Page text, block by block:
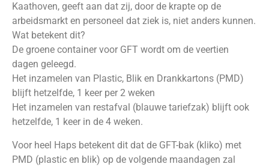
Kaathoven, geeft aan dat zij, door de krapte op de
arbeidsmarkt en personeel dat ziek is, niet anders kunnen.
Wat betekent dit?
De groene container voor GFT wordt om de veertien
dagen geleegd.
Het inzamelen van Plastic, Blik en Drankkartons (PMD)
blijft hetzelfde, 1 keer per 2 weken
Het inzamelen van restafval (blauwe tariefzak) blijft ook
hetzelfde, 1 keer in de 4 weken.
Voor heel Haps betekent dit dat de GFT-bak (kliko) met
PMD (plastic en blik) op de volgende maandagen zal